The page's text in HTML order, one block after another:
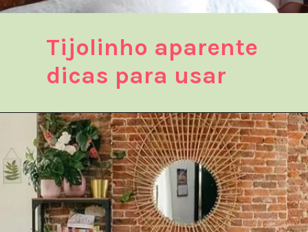
Tijolinho aparente
dicas para usar